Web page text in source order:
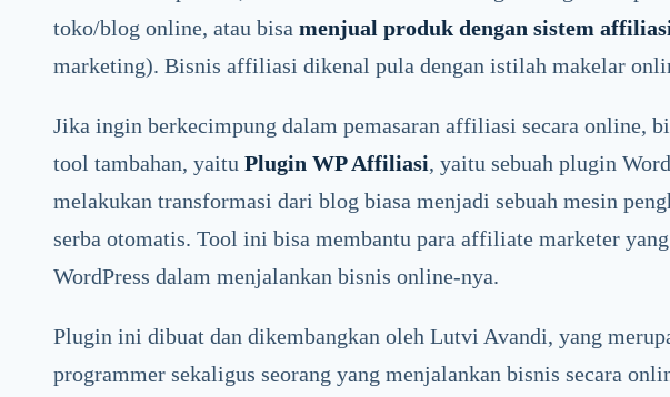
toko/blog online, atau bisamenjual produk dengan sistem
marketing). Bisnis affiliasi dikenal pula dengan istilah makelar
Jika ingin berkecimpung dalam pemasaran affiliasi secara online,
tool tambahan, yaituPlugin WP Affiliasi, yaitu sebuah plugin
melakukan transformasi dari blog biasa menjadi sebuah mesin
serba otomatis. Tool ini bisa membantu para affiliate marketer
WordPress dalam menjalankan bisnis online-nya.
Plugin ini dibuat dan dikembangkan oleh Lutvi Avandi, yang
programmer sekaligus seorang yang menjalankan bisnis secara